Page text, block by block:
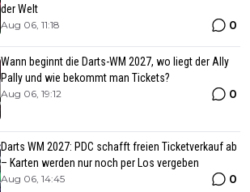
der Welt
Aug 06, 11:18 0
Wann beginnt die Darts-WM 2027, wo liegt der Ally
Pally und wie bekommt man Tickets?
Aug 06, 19:12 0
Darts WM 2027: PDC schafft freien Ticketverkauf ab
– Karten werden nur noch per Los vergeben
Aug 06, 14:45 0